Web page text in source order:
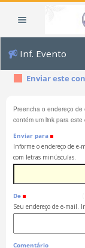
Inf. Evento
Enviar este
Preencha o endereço de
contém um link para este
Enviar para
Informe o endereço de
com letras minúsculas.
De
Seu endereço de e-mail.
Comentário